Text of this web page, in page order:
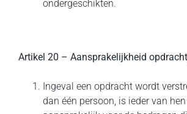
ondergeschikten.
Artikel 20 – Aansprakelijkheid
Ingeval een opdracht wordt
dan één persoon, is ieder van